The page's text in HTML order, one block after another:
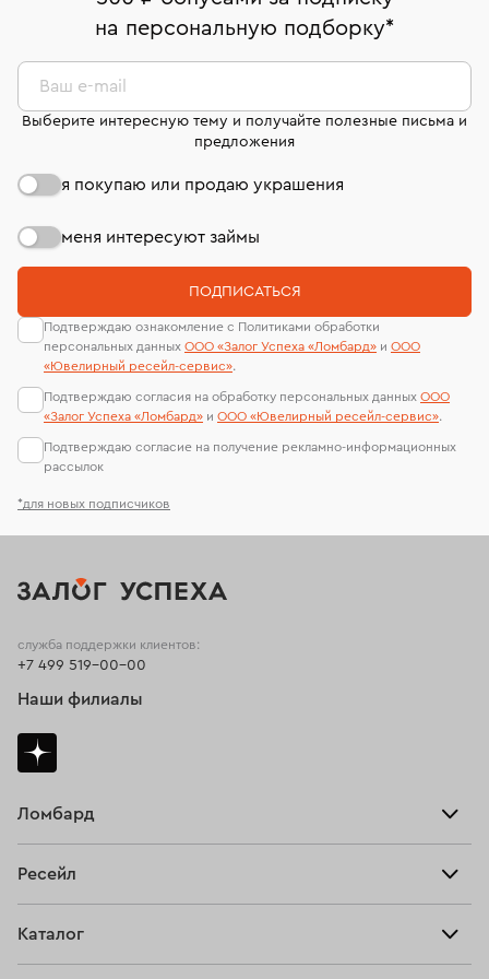
комиссионных украшений и часов смотрите на
странице«Возврат украшений»
Срок бронирования украшения при самовывозе из
Система быстрых платежей (по QR-коду)
В кредит от Т-Банка (до 50 000 руб., на 3–6 мес.)
На особо ценные изделия получены
сертификаты МГУ и других геммологических
лабораторий
на персональную подборку*
*для новых подписчиков
Ваш e-mail
Выберите интересную тему и получайте полезные письма и
предложения
я покупаю или продаю украшения
меня интересуют займы
ПОДПИСАТЬСЯ
Подтверждаю ознакомление с Политиками обработки
персональных данных ООО «Залог Успеха «Ломбард» и ООО
«Ювелирный ресейл-сервиc».
Подтверждаю согласия на обработку персональных данных ООО
«Залог Успеха «Ломбард» и ООО «Ювелирный ресейл-сервиc».
Подтверждаю согласие на получение рекламно-информационных
рассылок
Ломбард
Тарифы
Ресейл
Каталог
служба поддержки клиентов:
+7 499 519-00-00
Наши филиалы